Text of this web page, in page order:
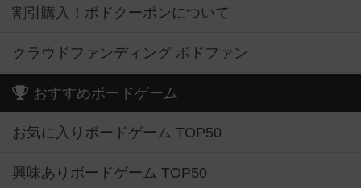
割引購入！ボドクーポンについて
クラウドファンディング ボドファン
おすすめボードゲーム
お気に入りボードゲーム TOP50
興味ありボードゲーム TOP50